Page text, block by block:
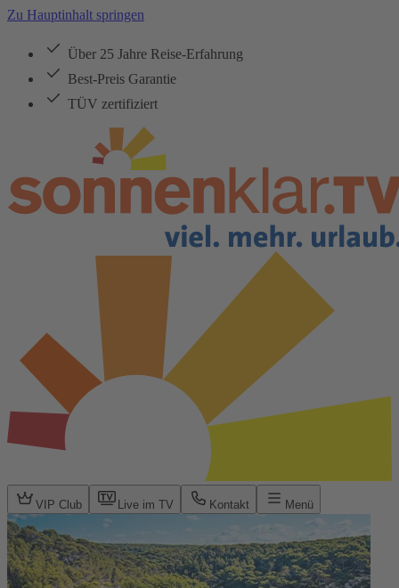
Zu Hauptinhalt springen
Über 25 Jahre Reise-Erfahrung
Best-Preis Garantie
TÜV zertifiziert
VIP Club Live im TV Kontakt Menü